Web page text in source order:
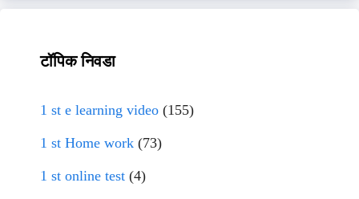
टॉपिक निवडा
1 st e learning video (155)
1 st Home work (73)
1 st online test (4)